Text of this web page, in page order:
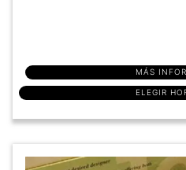
MÁS
ELEGIR